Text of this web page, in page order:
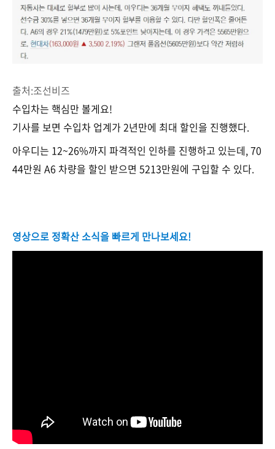
출처:조선비즈
수입차는 핵심만 볼게요!
기사를 보면 수입차 업계가 2년만에 최대 할인을 진행했다.
아우디는 12~26%까지 파격적인 인하를 진행하고 있는데, 70
44만원 A6 차량을 할인 받으면 5213만원에 구입할 수 있다.
영상으로 정확산 소식을 빠르게 만나보세요!